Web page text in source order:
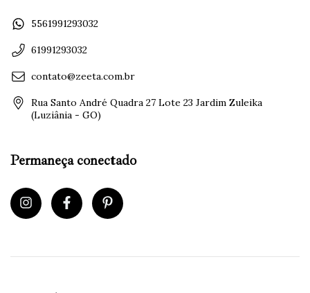
5561991293032
61991293032
contato@zeeta.com.br
Rua Santo André Quadra 27 Lote 23 Jardim Zuleika
(Luziânia - GO)
Permaneça conectado